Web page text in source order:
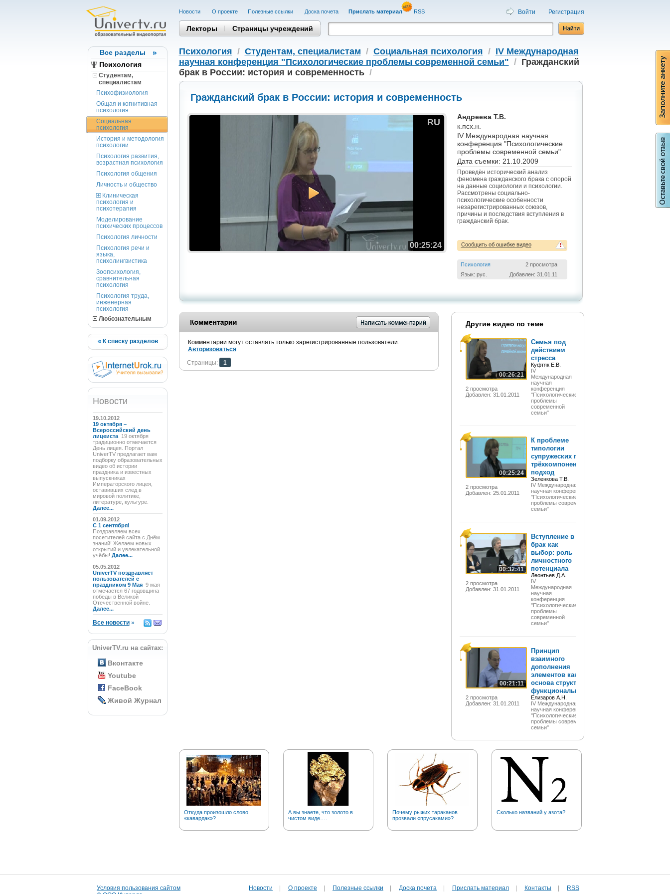
Все разделы
Психология
Студентам,
cпециалистам
Психофизиология
Общая и когнитивная
психология
Социальная
психология
История и методология
психологии
Психология развития,
возрастная психология
Психология общения
Личность и общество
Клиническая
психология и
психотерапия
Моделирование
психических процессов
Психология личности
Психология речи и
языка,
психолингвистика
Зоопсихология,
сравнительная
психология
Психология труда,
инженерная
психология
Любознательным
К списку разделов
Новости
19.10.2012
19 октября –
Всероссийский день
лицеиста 19 октября
традиционно отмечается
День лицея. Портал
UniverTV предлагает вам
подборку образовательных
видео об истории
праздника и известных
выпускниках
Императорского лицея,
оставивших след в
мировой политике,
литературе, культуре.
Далее...
01.09.2012
C 1 сентября!
Поздравляем всех
посетителей сайта с Днём
знаний! Желаем новых
открытий и увлекательной
учёбы! Далее...
05.05.2012
UniverTV поздравляет
пользователей с
праздником 9 Мая 9 мая
отмечается 67 годовщина
победы в Великой
Отечественной войне.
Далее...
Все новости»
UniverTV.ru на сайтах:
Вконтакте
Youtube
FaceBook
Живой Журнал
Новости О проекте Полезные cсылки Доска почета Прислать материал RSS Войти Регистрация
Лекторы Страницы учреждений
Психология / Студентам, cпециалистам / Социальная психология / IV Международная
научная конференция "Психологические проблемы современной семьи" / Гражданский
брак в России: история и современность/
Гражданский брак в России: история и современность
RU
00:25:24
Андреева Т.В.
к.псх.н.
IV Международная научная
конференция "Психологические
проблемы современной семьи"
Дата съемки: 21.10.2009
Проведён исторический анализ
феномена гражданского брака с опорой
на данные социологии и психологии.
Рассмотрены социально-
психологические особенности
незарегистрированных союзов,
причины и последствия вступления в
гражданский брак.
!
Сообщить об ошибке видео
Психология
2 просмотра
Язык: рус.
Добавлен: 31.01.11
Комментарии могут оставлять только зарегистрированные пользователи.
Авторизоваться
Страницы:
1
Другие видео по теме
00:26:21
2 просмотра
Добавлен: 31.01.2011
Семья под
действием
стресса
Куфтяк Е.В.
IV
Международная
научная
конференция
"Психологические
проблемы
современной
семьи"
00:25:24
2 просмотра
Добавлен: 25.01.2011
К проблеме
типологии
супружеских пар:
трёхкомпонентный
подход
Зеленкова Т.В.
IV Международная
научная конференция
"Психологические
проблемы современной
семьи"
00:32:41
2 просмотра
Добавлен: 31.01.2011
Вступление в
брак как
выбор: роль
личностного
потенциала
Леонтьев Д.А.
IV
Международная
научная
конференция
"Психологические
проблемы
современной
семьи"
00:21:11
2 просмотра
Добавлен: 31.01.2011
Принцип
взаимного
дополнения
элементов как
основа структурно-
функциональных...
Елизаров А.Н.
IV Международная
научная конференция
"Психологические
проблемы современной
семьи"
Откуда произошло слово
«кавардак»?
А вы знаете, что золото в
чистом виде….
Почему рыжих тараканов
прозвали «прусаками»?
Сколько названий у азота?
Условия пользования сайтом
Новости О проекте Полезные cсылки Доска почета Прислать материал Контакты RSS